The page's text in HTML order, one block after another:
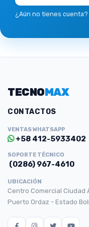
¿Aún no tienes cuenta?
TECNOMAX
CONTACTOS
VENTAS WHATSAPP
+58 412-5933402
SOPORTE TÉCNICO
(0286) 967-4610
UBICACIÓN
Centro Comercial Ciudad
Puerto Ordaz - Estado